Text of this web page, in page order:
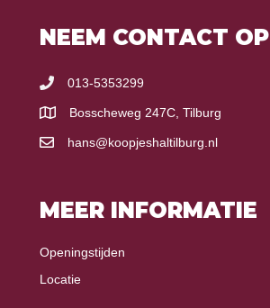
NEEM CONTACT OP
013-5353299
Bosscheweg 247C, Tilburg
hans@koopjeshaltilburg.nl
MEER INFORMATIE
Openingstijden
Locatie